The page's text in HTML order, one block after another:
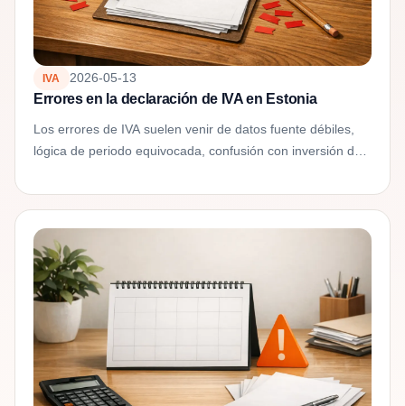
IVA 2026-05-13
Errores en la declaración de IVA en Estonia
Los errores de IVA suelen venir de datos fuente débiles,
lógica de periodo equivocada, confusión con inversión del